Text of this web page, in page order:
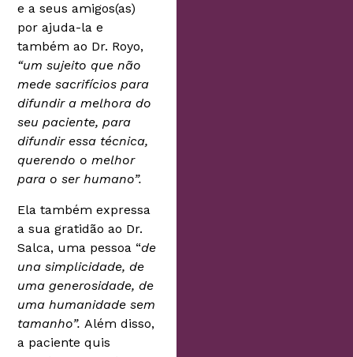
e a seus amigos(as)
por ajuda-la e
também ao Dr. Royo,
“um sujeito que não
mede sacrifícios para
difundir a melhora do
seu paciente, para
difundir essa técnica,
querendo o melhor
para o ser humano”.
Ela também expressa
a sua gratidão ao Dr.
Salca, uma pessoa “de
una simplicidade, de
uma generosidade, de
uma humanidade sem
tamanho”. Além disso,
a paciente quis